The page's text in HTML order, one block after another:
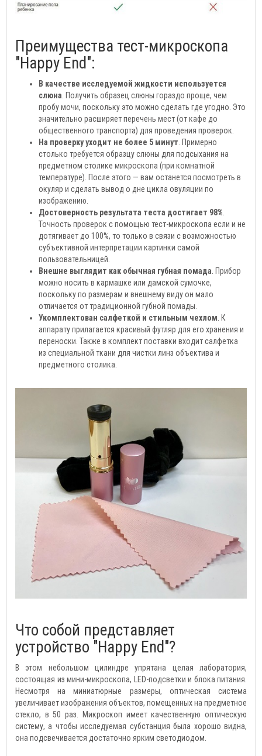
Преимущества тест-микроскопа
"Happy End":
В качестве исследуемой жидкости используется
слюна. Получить образец слюны гораздо проще, чем
пробу мочи, поскольку это можно сделать где угодно. Это
значительно расширяет перечень мест (от кафе до
общественного транспорта) для проведения проверок.
На проверку уходит не более 5 минут. Примерно
столько требуется образцу слюны для подсыхания на
предметном столике микроскопа (при комнатной
температуре). После этого — вам останется посмотреть в
окуляр и сделать вывод о дне цикла овуляции по
изображению.
Достоверность результата теста достигает 98%.
Точность проверок с помощью тест-микроскопа если и не
дотягивает до 100%, то только в связи с возможностью
субъективной интерпретации картинки самой
пользовательницей.
Внешне выглядит как обычная губная помада. Прибор
можно носить в кармашке или дамской сумочке,
поскольку по размерам и внешнему виду он мало
отличается от традиционной губной помады.
Укомплектован салфеткой и стильным чехлом. К
аппарату прилагается красивый футляр для его хранения и
переноски. Также в комплект поставки входит салфетка
из специальной ткани для чистки линз объектива и
предметного столика.
Что собой представляет
устройство "Happy End"?
В этом небольшом цилиндре упрятана целая лаборатория,
состоящая из мини-микроскопа, LED-подсветки и блока питания.
Несмотря на миниатюрные размеры, оптическая система
увеличивает изображения объектов, помещенных на предметное
стекло, в 50 раз. Микроскоп имеет качественную оптическую
систему, а чтобы исследуемая субстанция была хорошо видна,
она подсвечивается достаточно ярким светодиодом.